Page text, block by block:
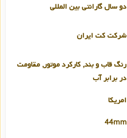
دو سال گارانتی بین المللی
شرکت کت ایران
رنگ قاب و بند, کارکرد موتور, مقاومت
در برابر آب
امریکا
44mm